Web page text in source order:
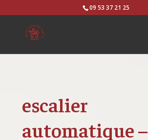
09 53 37 21 25
escalier
automatique –